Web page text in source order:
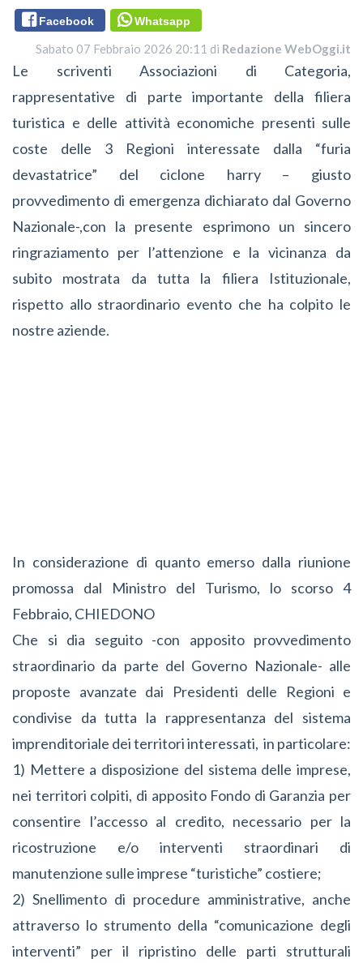
Facebook Whatsapp
Sabato 07 Febbraio 2026 20:11 di Redazione WebOggi.it
Le scriventi Associazioni di Categoria,
rappresentative di parte importante della filiera
turistica e delle attività economiche presenti sulle
coste delle 3 Regioni interessate dalla “furia
devastatrice” del ciclone harry – giusto
provvedimento di emergenza dichiarato dal Governo
Nazionale-,con la presente esprimono un sincero
ringraziamento per l’attenzione e la vicinanza da
subito mostrata da tutta la filiera Istituzionale,
rispetto allo straordinario evento che ha colpito le
nostre aziende.
In considerazione di quanto emerso dalla riunione
promossa dal Ministro del Turismo, lo scorso 4
Febbraio, CHIEDONO
Che si dia seguito -con apposito provvedimento
straordinario da parte del Governo Nazionale- alle
proposte avanzate dai Presidenti delle Regioni e
condivise da tutta la rappresentanza del sistema
imprenditoriale dei territori interessati, in particolare:
1) Mettere a disposizione del sistema delle imprese,
nei territori colpiti, di apposito Fondo di Garanzia per
consentire l’accesso al credito, necessario per la
ricostruzione e/o interventi straordinari di
manutenzione sulle imprese “turistiche” costiere;
2) Snellimento di procedure amministrative, anche
attraverso lo strumento della “comunicazione degli
interventi” per il ripristino delle parti strutturali